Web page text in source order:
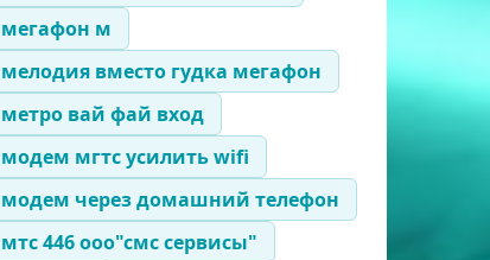
мегафон м
мелодия вместо гудка мегафон
метро вай фай вход
модем мгтс усилить wifi
модем через домашний телефон
мтс 446 ооо"смс сервисы"